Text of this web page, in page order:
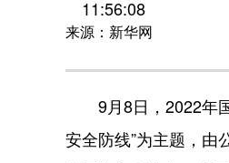
11:56:08
来源：新华网
9月8日，2022年国
安全防线”为主题，由